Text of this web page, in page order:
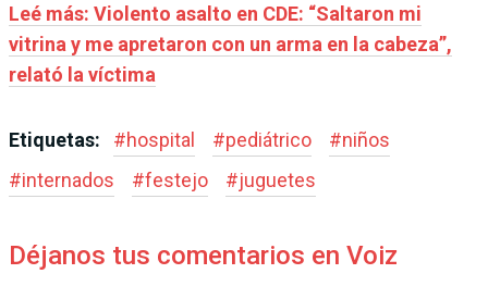
Leé más: Violento asalto en CDE: “Saltaron mi
vitrina y me apretaron con un arma en la cabeza”,
relató la víctima
Etiquetas: #hospital #pediátrico #niños
#internados #festejo #juguetes
Déjanos tus comentarios en Voiz